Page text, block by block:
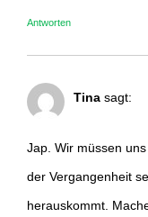
Antworten
Tina sagt:
Jap. Wir müssen
der Vergangenheit
herauskommt.